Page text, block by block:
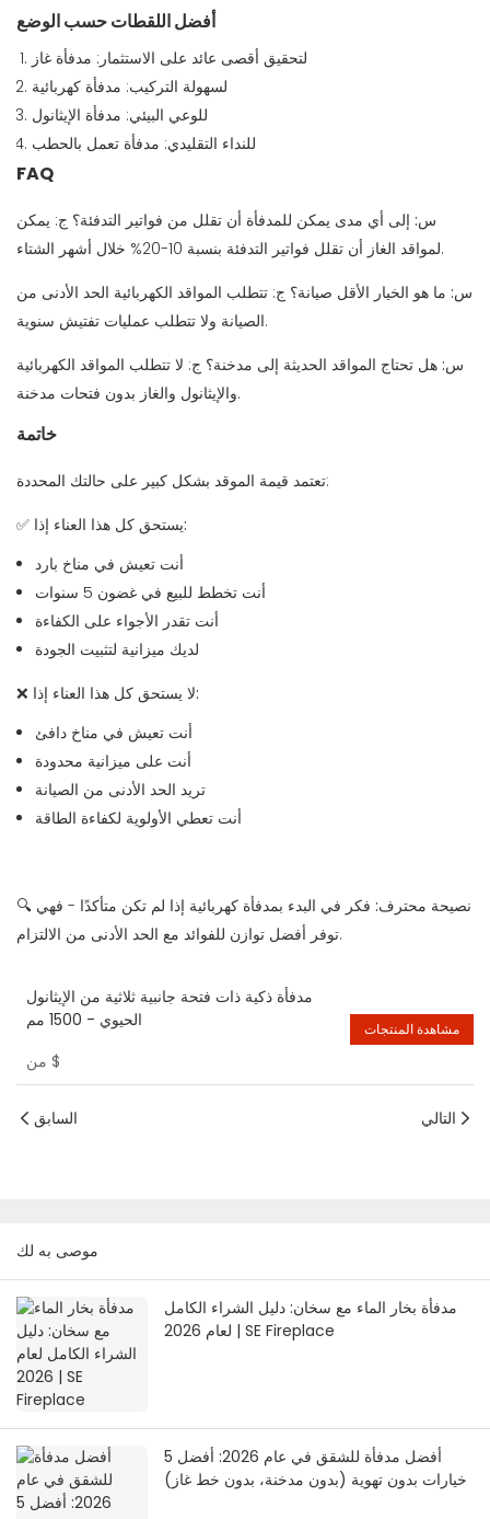
أفضل اللقطات حسب الوضع
لتحقيق أقصى عائد على الاستثمار: مدفأة غاز
لسهولة التركيب: مدفأة كهربائية
للوعي البيئي: مدفأة الإيثانول
للنداء التقليدي: مدفأة تعمل بالحطب
FAQ
س: إلى أي مدى يمكن للمدفأة أن تقلل من فواتير التدفئة؟ ج: يمكن
لمواقد الغاز أن تقلل فواتير التدفئة بنسبة 10-20% خلال أشهر الشتاء.
س: ما هو الخيار الأقل صيانة؟ ج: تتطلب المواقد الكهربائية الحد الأدنى من
الصيانة ولا تتطلب عمليات تفتيش سنوية.
س: هل تحتاج المواقد الحديثة إلى مدخنة؟ ج: لا تتطلب المواقد الكهربائية
والإيثانول والغاز بدون فتحات مدخنة.
خاتمة
تعتمد قيمة الموقد بشكل كبير على حالتك المحددة:
✅
يستحق كل هذا العناء إذا:
أنت تعيش في مناخ بارد
أنت تخطط للبيع في غضون 5 سنوات
أنت تقدر الأجواء على الكفاءة
لديك ميزانية لتثبيت الجودة
❌
لا يستحق كل هذا العناء إذا:
أنت تعيش في مناخ دافئ
أنت على ميزانية محدودة
تريد الحد الأدنى من الصيانة
أنت تعطي الأولوية لكفاءة الطاقة
🔍 نصيحة محترف: فكر في البدء بمدفأة كهربائية إذا لم تكن متأكدًا - فهي
توفر أفضل توازن للفوائد مع الحد الأدنى من الالتزام.
مدفأة ذكية ذات فتحة جانبية ثلاثية من الإيثانول
الحيوي - 1500 مم
$
مشاهدة المنتجات
السابق التالي
موصى به لك
مدفأة بخار الماء مع سخان: دليل الشراء الكامل
لعام 2026 | SE Fireplace
أفضل مدفأة للشقق في عام 2026: أفضل 5
خيارات بدون تهوية (بدون مدخنة، بدون خط غاز)